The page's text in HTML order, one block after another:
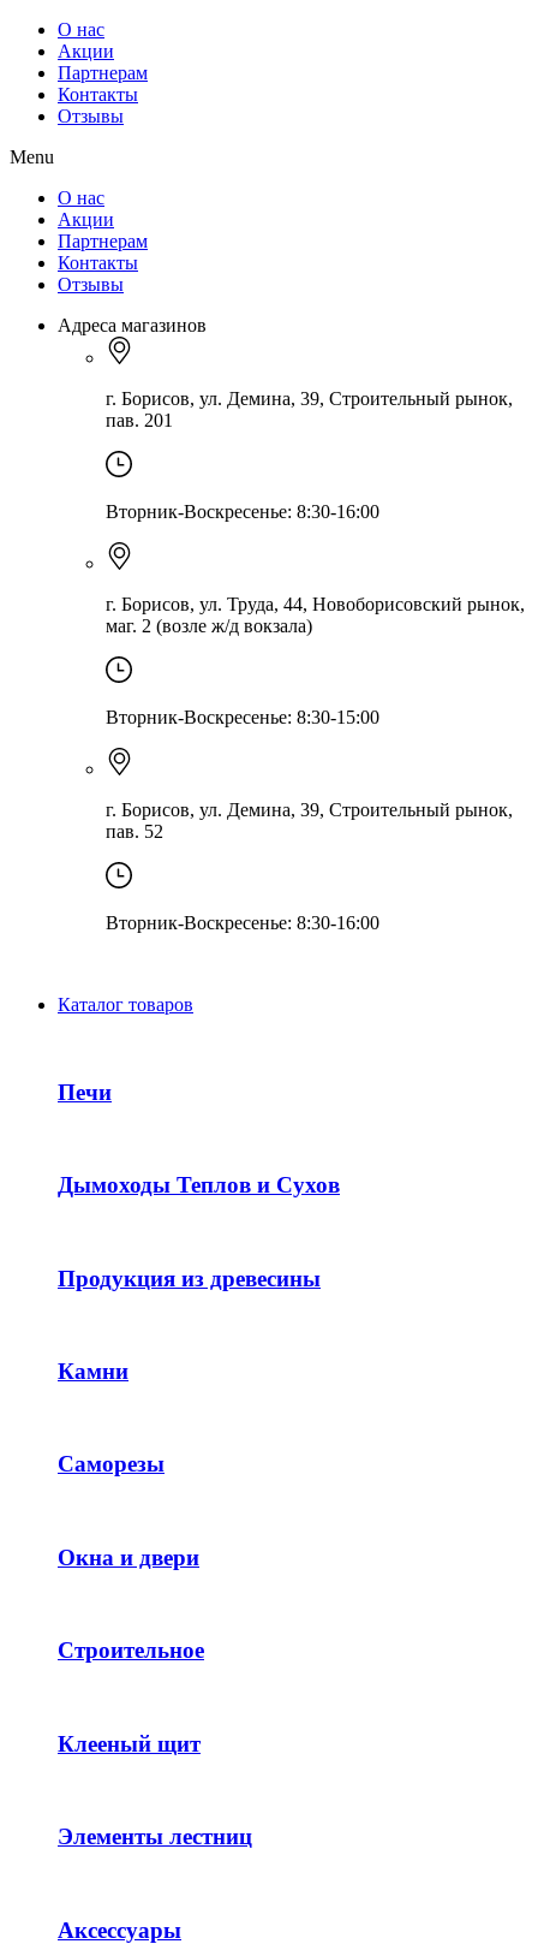
О нас
Акции
Партнерам
Контакты
Отзывы
Menu
О нас
Акции
Партнерам
Контакты
Отзывы
Адреса магазинов
г. Борисов, ул. Демина, 39, Строительный рынок,
пав. 201
Вторник-Воскресенье: 8:30-16:00
г. Борисов, ул. Труда, 44, Новоборисовский рынок,
маг. 2 (возле ж/д вокзала)
Вторник-Воскресенье: 8:30-15:00
г. Борисов, ул. Демина, 39, Строительный рынок,
пав. 52
Вторник-Воскресенье: 8:30-16:00
Каталог товаров
Печи
Дымоходы Теплов и Сухов
Продукция из древесины
Камни
Саморезы
Окна и двери
Строительное
Клееный щит
Элементы лестниц
Аксессуары